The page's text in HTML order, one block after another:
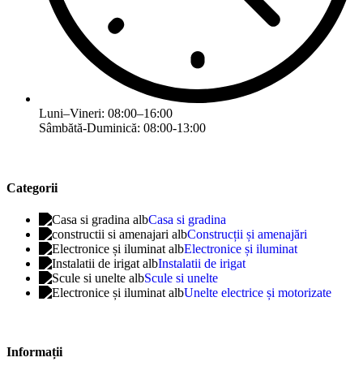
Luni–Vineri: 08:00–16:00
Sâmbătă-Duminică: 08:00-13:00
Categorii
Casa si gradina
Construcții și amenajări
Electronice și iluminat
Instalatii de irigat
Scule si unelte
Unelte electrice și motorizate
Informații